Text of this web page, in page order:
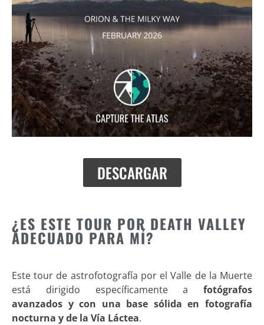
DESCARGAR
¿ES ESTE TOUR POR DEATH VALLEY
ADECUADO PARA MÍ?
Este tour de astrofotografía por el Valle de la Muerte
está dirigido específicamente a fotógrafos
avanzados y con una base sólida en fotografía
nocturna y de la Vía Láctea.